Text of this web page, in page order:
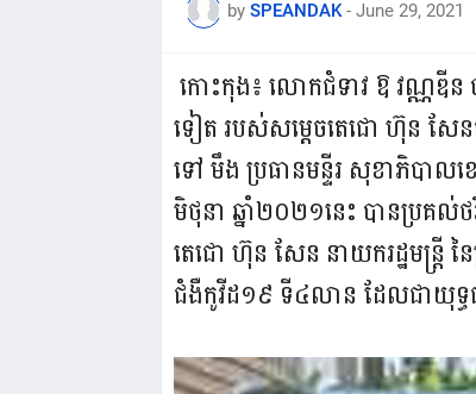
by SPEANDAK - June 29, 2021
កោះកុង៖​ លោកជំទាវ ឱ វណ្ណឌីន
ទៀត របស់សម្តេចតេជោ ហ៊ុន សែ
ទៅ មឹង ប្រធានមន្ទីរ សុខាភិបាលខ
មិថុនា ឆ្នាំ២០២១នេះ បានប្រគ
តេជោ ហ៊ុន សែន នាយករដ្ឋមន្ត្រី ន
ជំងឺកូវីដ១៩ ទី៤លាន ដែលជាយុទ្ធ